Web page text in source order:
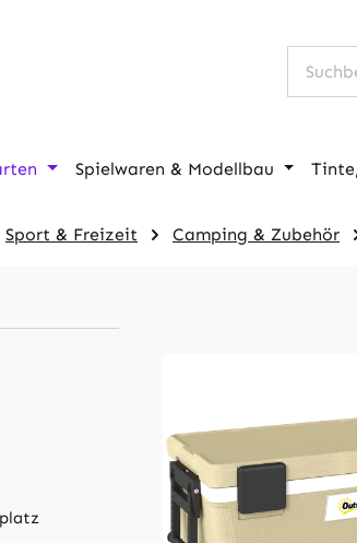
Spielwaren & Modellbau
Sport & Freizeit Camping & Zubehör